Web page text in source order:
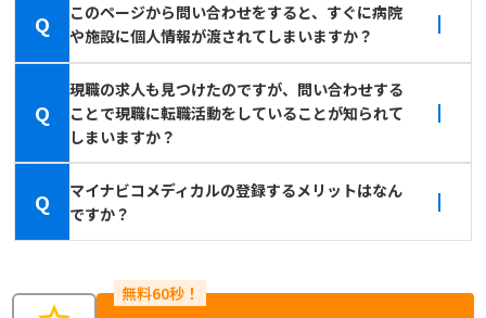
Q
このページから問い合わせをすると、すぐに病院
や施設に個人情報が渡されてしまいますか？
Q
現職の求人も見つけたのですが、問い合わせする
ことで現職に転職活動をしていることが知られて
しまいますか？
Q
マイナビコメディカルの登録するメリットはなん
ですか？